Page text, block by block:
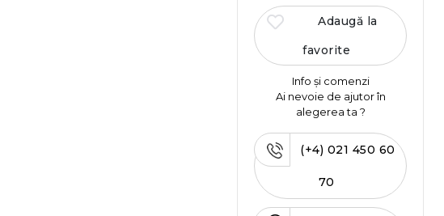
Adaugă la
favorite
Info și comenzi
Ai nevoie de ajutor în
alegerea ta ?
(+4) 021 450 60
70